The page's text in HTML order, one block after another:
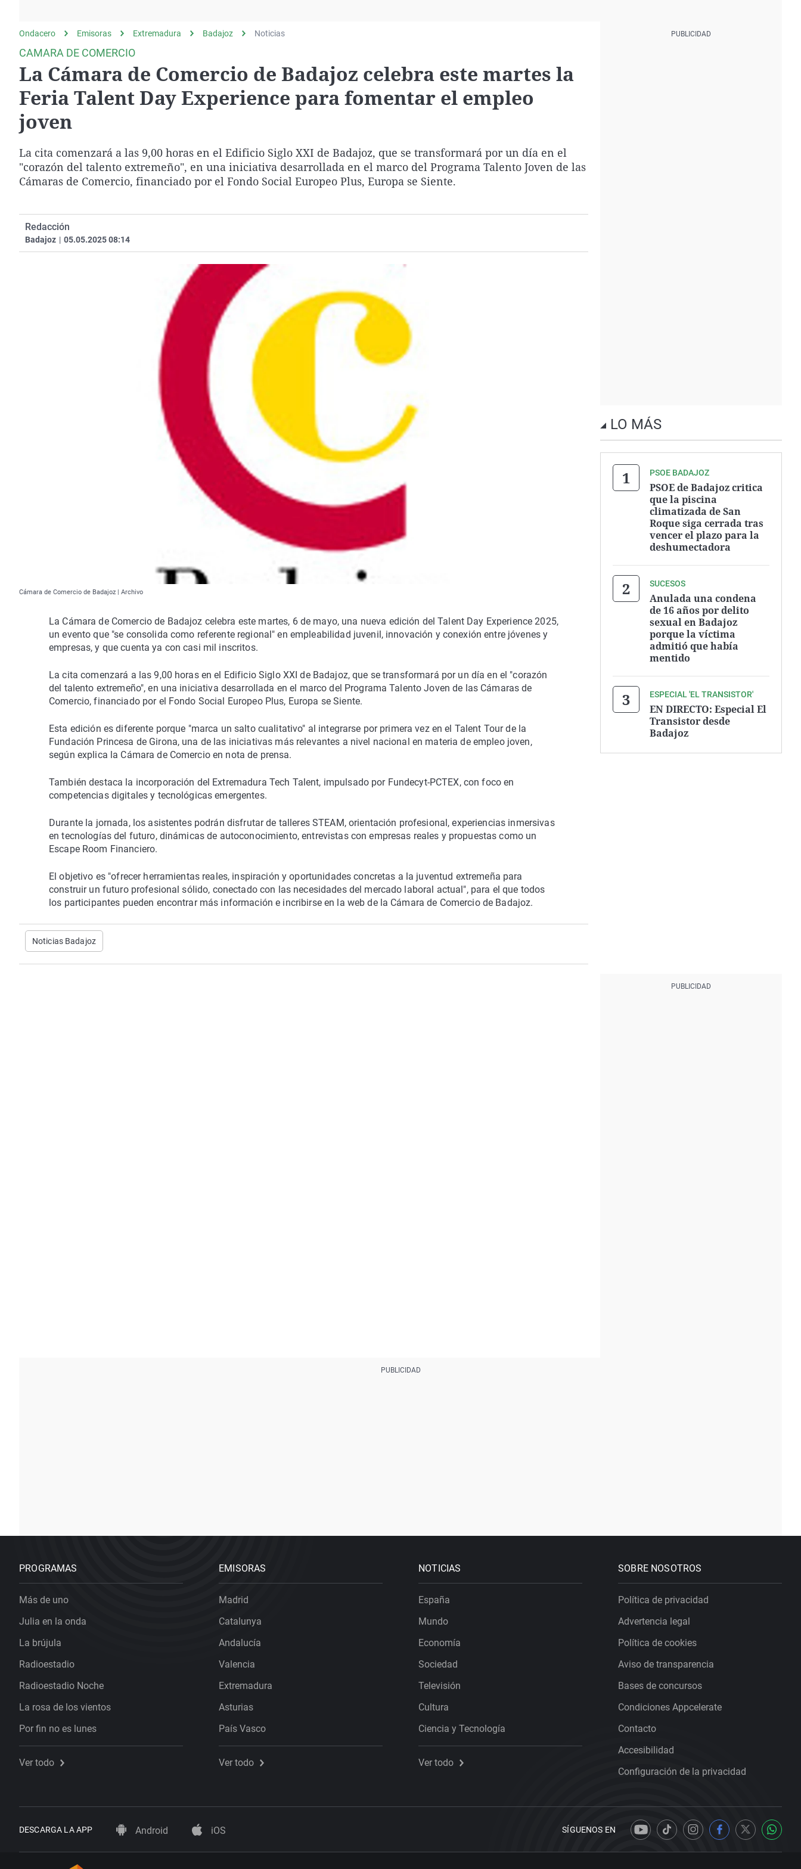
gato
Operación Viuda
Negra
Navarra
Ondacero Emisoras Extremadura Badajoz Noticias
CAMARA DE COMERCIO
La Cámara de Comercio de Badajoz celebra este martes la
Feria Talent Day Experience para fomentar el empleo
joven
La cita comenzará a las 9,00 horas en el Edificio Siglo XXI de Badajoz, que se transformará por un día en el
"corazón del talento extremeño", en una iniciativa desarrollada en el marco del Programa Talento Joven de las
Cámaras de Comercio, financiado por el Fondo Social Europeo Plus, Europa se Siente.
Redacción
Badajoz | 05.05.2025 08:14
Cámara de Comercio de Badajoz | Archivo
La Cámara de Comercio de Badajoz celebra este martes, 6 de mayo, una nueva edición del Talent Day Experience 2025,
un evento que "se consolida como referente regional" en empleabilidad juvenil, innovación y conexión entre jóvenes y
empresas, y que cuenta ya con casi mil inscritos.
La cita comenzará a las 9,00 horas en el Edificio Siglo XXI de Badajoz, que se transformará por un día en el "corazón
del talento extremeño", en una iniciativa desarrollada en el marco del Programa Talento Joven de las Cámaras de
Comercio, financiado por el Fondo Social Europeo Plus, Europa se Siente.
Esta edición es diferente porque "marca un salto cualitativo" al integrarse por primera vez en el Talent Tour de la
Fundación Princesa de Girona, una de las iniciativas más relevantes a nivel nacional en materia de empleo joven,
según explica la Cámara de Comercio en nota de prensa.
También destaca la incorporación del Extremadura Tech Talent, impulsado por Fundecyt-PCTEX, con foco en
competencias digitales y tecnológicas emergentes.
Durante la jornada, los asistentes podrán disfrutar de talleres STEAM, orientación profesional, experiencias inmersivas
en tecnologías del futuro, dinámicas de autoconocimiento, entrevistas con empresas reales y propuestas como un
Escape Room Financiero.
El objetivo es "ofrecer herramientas reales, inspiración y oportunidades concretas a la juventud extremeña para
construir un futuro profesional sólido, conectado con las necesidades del mercado laboral actual", para el que todos
los participantes pueden encontrar más información e incribirse en la web de la Cámara de Comercio de Badajoz.
Noticias Badajoz
LO MÁS
PSOE BADAJOZ
PSOE de Badajoz critica
que la piscina
climatizada de San
Roque siga cerrada tras
vencer el plazo para la
deshumectadora
SUCESOS
Anulada una condena
de 16 años por delito
sexual en Badajoz
porque la víctima
admitió que había
mentido
ESPECIAL 'EL TRANSISTOR'
EN DIRECTO: Especial El
Transistor desde
Badajoz
PROGRAMAS
Más de uno
Julia en la onda
La brújula
Radioestadio
Radioestadio Noche
La rosa de los vientos
Por fin no es lunes
Ver todo
EMISORAS
Madrid
Catalunya
Andalucía
Valencia
Extremadura
Asturias
País Vasco
Ver todo
NOTICIAS
España
Mundo
Economía
Sociedad
Televisión
Cultura
Ciencia y Tecnología
Ver todo
SOBRE NOSOTROS
Política de privacidad
Advertencia legal
Política de cookies
Aviso de transparencia
Bases de concursos
Condiciones Appcelerate
Contacto
Accesibilidad
Configuración de la privacidad
DESCARGA LA APP Android iOS SÍGUENOS EN